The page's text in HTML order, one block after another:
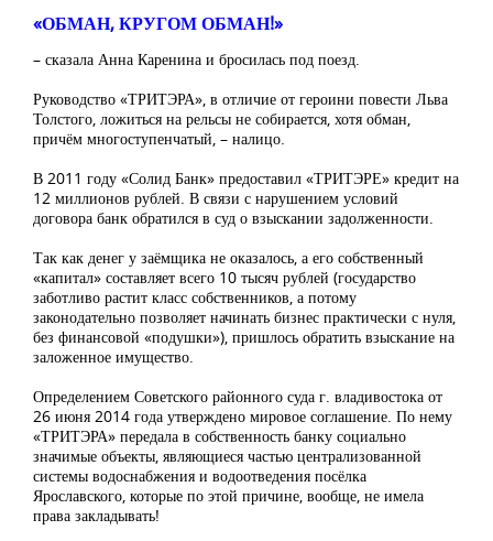
«ОБМАН, КРУГОМ ОБМАН!»
– сказала Анна Каренина и бросилась под поезд.
Руководство «ТРИТЭРА», в отличие от героини повести Льва
Толстого, ложиться на рельсы не собирается, хотя обман,
причём многоступенчатый, – налицо.
В 2011 году «Солид Банк» предоставил «ТРИТЭРЕ» кредит на
12 миллионов рублей. В связи с нарушением условий
договора банк обратился в суд о взыскании задолженности.
Так как денег у заёмщика не оказалось, а его собственный
«капитал» составляет всего 10 тысяч рублей (государство
заботливо растит класс собственников, а потому
законодательно позволяет начинать бизнес практически с нуля,
без финансовой «подушки»), пришлось обратить взыскание на
заложенное имущество.
Определением Советского районного суда г. владивостока от
26 июня 2014 года утверждено мировое соглашение. По нему
«ТРИТЭРА» передала в собственность банку социально
значимые объекты, являющиеся частью централизованной
системы водоснабжения и водоотведения посёлка
Ярославского, которые по этой причине, вообще, не имела
права закладывать!